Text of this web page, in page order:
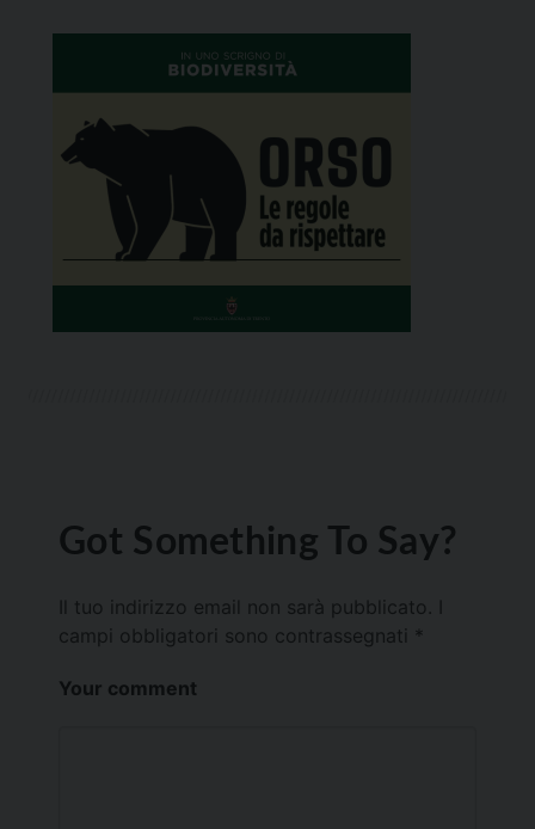
Got Something To Say?
Il tuo indirizzo email non sarà pubblicato.
campi obbligatori sono contrassegnati *
Your comment